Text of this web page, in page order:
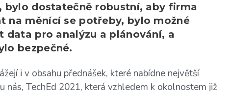
bylo dostatečně robustní, aby firma
na měnící se potřeby, bylo možné
data pro analýzu a plánování, a
bezpečné.
i v obsahu přednášek, které nabídne největší
nás, TechEd 2021, která vzhledem k okolnostem již